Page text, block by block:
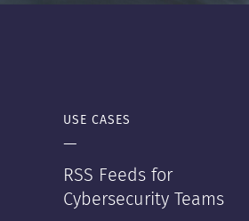
USE CASES
—
RSS Feeds for
Cybersecurity Teams